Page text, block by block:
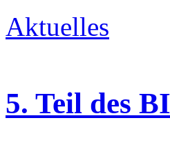
Aktuelles
5. Teil des